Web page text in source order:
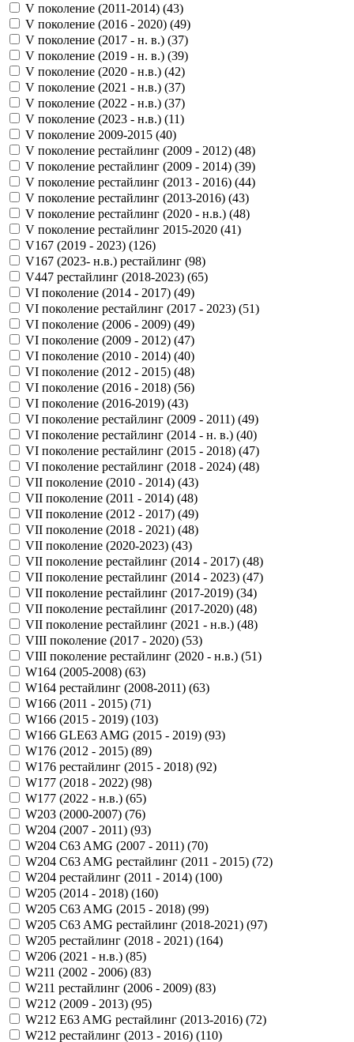
V поколение (2011-2014) (43)
V поколение (2016 - 2020) (49)
V поколение (2017 - н. в.) (37)
V поколение (2019 - н. в.) (39)
V поколение (2020 - н.в.) (42)
V поколение (2021 - н.в.) (37)
V поколение (2022 - н.в.) (37)
V поколение (2023 - н.в.) (11)
V поколение 2009-2015 (40)
V поколение рестайлинг (2009 - 2012) (48)
V поколение рестайлинг (2009 - 2014) (39)
V поколение рестайлинг (2013 - 2016) (44)
V поколение рестайлинг (2013-2016) (43)
V поколение рестайлинг (2020 - н.в.) (48)
V поколение рестайлинг 2015-2020 (41)
V167 (2019 - 2023) (126)
V167 (2023- н.в.) рестайлинг (98)
V447 рестайлинг (2018-2023) (65)
VI поколение (2014 - 2017) (49)
VI поколение рестайлинг (2017 - 2023) (51)
VI поколение (2006 - 2009) (49)
VI поколение (2009 - 2012) (47)
VI поколение (2010 - 2014) (40)
VI поколение (2012 - 2015) (48)
VI поколение (2016 - 2018) (56)
VI поколение (2016-2019) (43)
VI поколение рестайлинг (2009 - 2011) (49)
VI поколение рестайлинг (2014 - н. в.) (40)
VI поколение рестайлинг (2015 - 2018) (47)
VI поколение рестайлинг (2018 - 2024) (48)
VII поколение (2010 - 2014) (43)
VII поколение (2011 - 2014) (48)
VII поколение (2012 - 2017) (49)
VII поколение (2018 - 2021) (48)
VII поколение (2020-2023) (43)
VII поколение рестайлинг (2014 - 2017) (48)
VII поколение рестайлинг (2014 - 2023) (47)
VII поколение рестайлинг (2017-2019) (34)
VII поколение рестайлинг (2017-2020) (48)
VII поколение рестайлинг (2021 - н.в.) (48)
VIII поколение (2017 - 2020) (53)
VIII поколение рестайлинг (2020 - н.в.) (51)
W164 (2005-2008) (63)
W164 рестайлинг (2008-2011) (63)
W166 (2011 - 2015) (71)
W166 (2015 - 2019) (103)
W166 GLE63 AMG (2015 - 2019) (93)
W176 (2012 - 2015) (89)
W176 рестайлинг (2015 - 2018) (92)
W177 (2018 - 2022) (98)
W177 (2022 - н.в.) (65)
W203 (2000-2007) (76)
W204 (2007 - 2011) (93)
W204 C63 AMG (2007 - 2011) (70)
W204 C63 AMG рестайлинг (2011 - 2015) (72)
W204 рестайлинг (2011 - 2014) (100)
W205 (2014 - 2018) (160)
W205 C63 AMG (2015 - 2018) (99)
W205 C63 AMG рестайлинг (2018-2021) (97)
W205 рестайлинг (2018 - 2021) (164)
W206 (2021 - н.в.) (85)
W211 (2002 - 2006) (83)
W211 рестайлинг (2006 - 2009) (83)
W212 (2009 - 2013) (95)
W212 E63 AMG рестайлинг (2013-2016) (72)
W212 рестайлинг (2013 - 2016) (110)